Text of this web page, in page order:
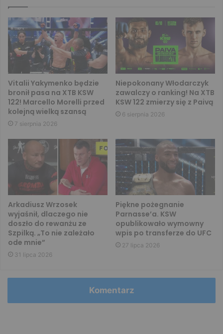
Vitalii Yakymenko będzie
bronił pasa na XTB KSW
122! Marcello Morelli przed
kolejną wielką szansą
7 sierpnia 2026
Niepokonany Włodarczyk
zawalczy o ranking! Na XTB
KSW 122 zmierzy się z Paivą
6 sierpnia 2026
Arkadiusz Wrzosek
wyjaśnił, dlaczego nie
doszło do rewanżu ze
Szpilką. „To nie zależało
ode mnie”
31 lipca 2026
Piękne pożegnanie
Parnasse’a. KSW
opublikowało wymowny
wpis po transferze do UFC
27 lipca 2026
Komentarz